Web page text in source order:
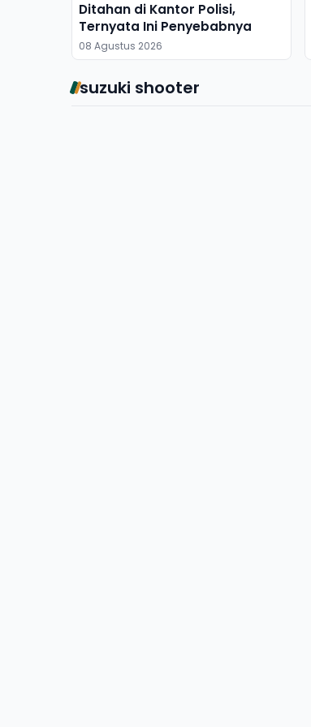
Ditahan di Kantor Polisi,
Ternyata Ini Penyebabnya
08 Agustus 2026
suzuki shooter